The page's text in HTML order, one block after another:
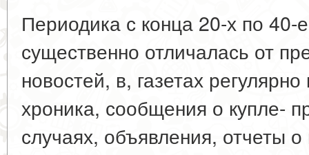
Периодика с конца 20-х по 40-
существенно отличалась от
новостей, в, газетах
хроника, сообщения о купле-
случаях, объявления, отчеты